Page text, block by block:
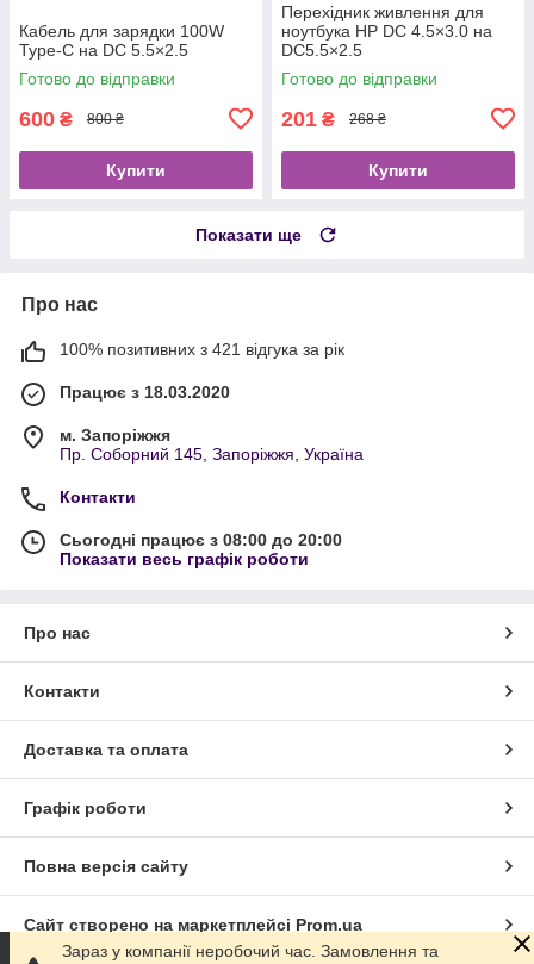
Кабель для зарядки 100W
Type-C на DC 5.5×2.5
Готово до відправки
600 ₴ 800 ₴
Купити
Перехідник живлення для
ноутбука HP DC 4.5×3.0 на
DC5.5×2.5
Готово до відправки
201 ₴ 268 ₴
Купити
Показати ще
Про нас
100% позитивних з 421 відгука за рік
Працює з 18.03.2020
м. Запоріжжя
Пр. Соборний 145, Запоріжжя, Україна
Контакти
Сьогодні працює з 08:00 до 20:00
Показати весь графік роботи
Про нас
Контакти
Доставка та оплата
Графік роботи
Повна версія сайту
Сайт створено на маркетплейсі Prom.ua
Зараз у компанії неробочий час. Замовлення та